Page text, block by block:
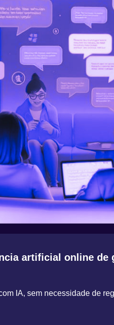
artificial online de
IA, sem necessidade de